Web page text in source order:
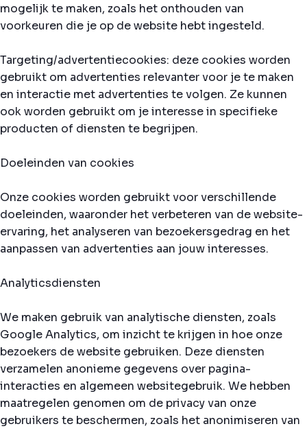
mogelijk te maken, zoals het onthouden van
voorkeuren die je op de website hebt ingesteld.
Targeting/advertentiecookies: deze cookies worden
gebruikt om advertenties relevanter voor je te maken
en interactie met advertenties te volgen. Ze kunnen
ook worden gebruikt om je interesse in specifieke
producten of diensten te begrijpen.
Doeleinden van cookies
Onze cookies worden gebruikt voor verschillende
doeleinden, waaronder het verbeteren van de website-
ervaring, het analyseren van bezoekersgedrag en het
aanpassen van advertenties aan jouw interesses.
Analyticsdiensten
We maken gebruik van analytische diensten, zoals
Google Analytics, om inzicht te krijgen in hoe onze
bezoekers de website gebruiken. Deze diensten
verzamelen anonieme gegevens over pagina-
interacties en algemeen websitegebruik. We hebben
maatregelen genomen om de privacy van onze
gebruikers te beschermen, zoals het anonimiseren van